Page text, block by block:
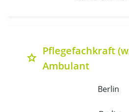
grade
Pflegefachkraft
Ambulant
Berlin